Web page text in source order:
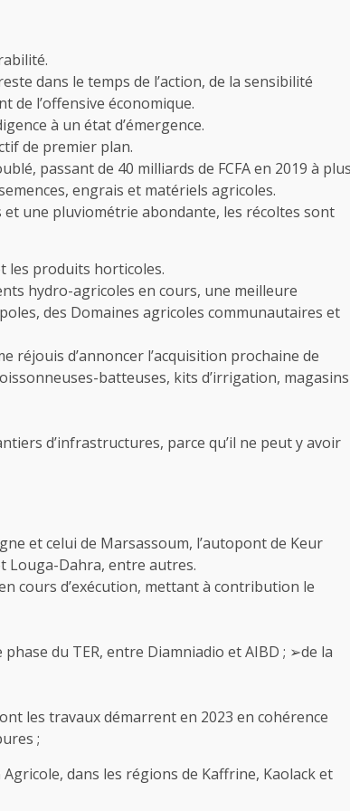
dans le temps de l’action, de la sensibilité
de l’offensive économique.
à un état d’émergence.
de premier plan.
passant de 40 milliards de FCFA en 2019 à
engrais et matériels agricoles.
une pluviométrie abondante, les récoltes sont
les produits horticoles.
hydro-agricoles en cours, une meilleure
des Domaines agricoles communautaires et
réjouis d’annoncer l’acquisition prochaine de
batteuses, kits d’irrigation, magasins
d’infrastructures, parce qu’il ne peut y avoir
et celui de Marsassoum, l’autopont de Keur
Louga-Dahra, entre autres.
cours d’exécution, mettant à contribution le
du TER, entre Diamniadio et AIBD ; ➢de la
les travaux démarrent en 2023 en cohérence
;
dans les régions de Kaffrine, Kaolack et